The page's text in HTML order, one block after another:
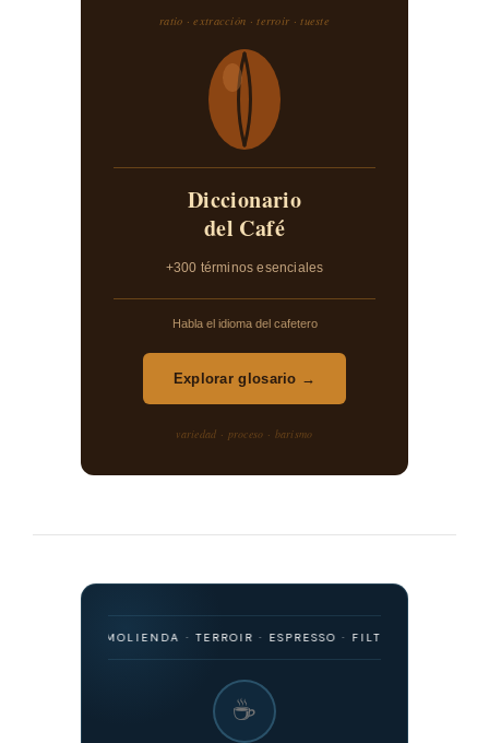
ratio · extracción · terroir · tueste
Diccionario
del Café
+300 términos esenciales
Habla el idioma del cafetero
Explorar glosario →
variedad · proceso · barismo
· MOLIENDA · TERROIR · ESPRESSO · FILTRADO ·
☕